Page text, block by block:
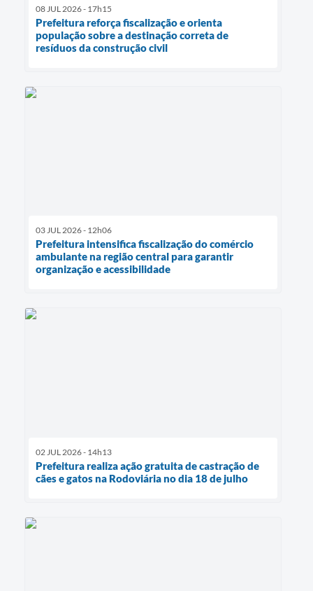
08 JUL 2026 - 17h15
Prefeitura reforça fiscalização e orienta
população sobre a destinação correta de
resíduos da construção civil
03 JUL 2026 - 12h06
Prefeitura intensifica fiscalização do comércio
ambulante na região central para garantir
organização e acessibilidade
02 JUL 2026 - 14h13
Prefeitura realiza ação gratuita de castração de
cães e gatos na Rodoviária no dia 18 de julho